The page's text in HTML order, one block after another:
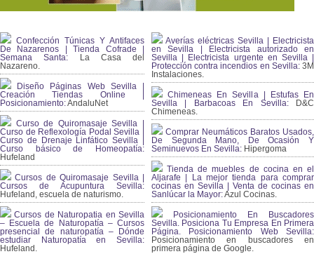
Confección Túnicas Y Antifaces
De Nazarenos | Tienda Cofrade |
Semana Santa: La Casa del
Nazareno.
Diseño Páginas Web Sevilla |
Creación Tiendas Online |
Posicionamiento:AndaluNet
Curso de Quiromasaje Sevilla |
Curso de Reflexología Podal Sevilla |
Curso de Drenaje Linfático Sevilla |
Curso básico de Homeopatía:
Hufeland
Cursos de Quiromasaje Sevilla |
Cursos de Acupuntura Sevilla:
Hufeland, escuela de naturismo.
Cursos de Naturopatia en Sevilla
– Escuela de Naturopatía – Cursos
presencial de naturopatía – Dónde
estudiar Naturopatía en Sevilla:
Hufeland.
Averías eléctricas Sevilla | Electricista
en Sevilla | Electricista autorizado en
Sevilla | Electricista urgente en Sevilla |
Protección contra incendios en Sevilla:3M
Instalaciones.
Chimeneas En Sevilla | Estufas En
Sevilla | Barbacoas En Sevilla:D&C
Chimeneas.
Comprar Neumáticos Baratos Usados,
De Segunda Mano, De Ocasión Y
Seminuevos En Sevilla: Hipergoma
Tienda de muebles de cocina en el
Aljarafe | La mejor tienda para comprar
cocinas en Sevilla | Venta de cocinas en
Sanlúcar la Mayor:Azul Cocinas.
Posicionamiento En Buscadores
Sevilla. Posiciona Tu Empresa En Primera
Página. Posicionamiento Web Sevilla:
Posicionamiento en buscadores en
primera página de Google.